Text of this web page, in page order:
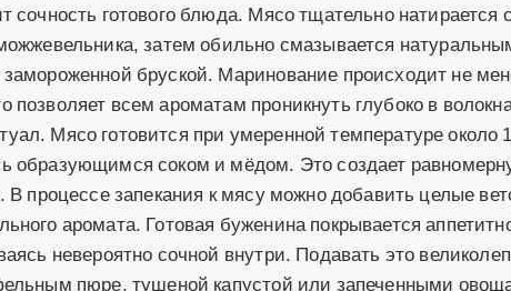
сочность готового блюда. Мясо тщательно
затем обильно смазывается
бруской. Маринование происходит не
всем ароматам проникнуть глубоко в
Мясо готовится при умеренной температуре около
образующимся соком и мёдом. Это создает
процессе запекания к мясу можно добавить целые
аромата. Готовая буженина покрывается
невероятно сочной внутри. Подавать это
пюре, тушеной капустой или запеченными